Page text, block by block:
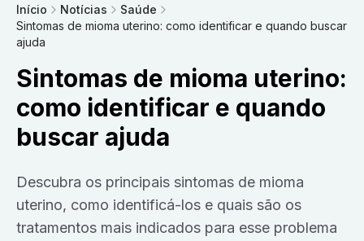
Início Notícias
Saúde
Sintomas de mioma uterino: como identificar e quando buscar
ajuda
Sintomas de mioma uterino:
como identificar e quando
buscar ajuda
Descubra os principais sintomas de mioma
uterino, como identificá-los e quais são os
tratamentos mais indicados para esse problema